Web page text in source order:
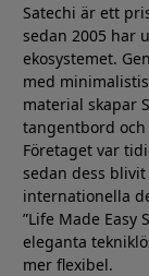
Satechi är ett
sedan 2005 har
ekosystemet.
med
material skapar
tangentbord
Företaget var
sedan dess
internationella
”Life Made Easy
eleganta
mer flexibel.